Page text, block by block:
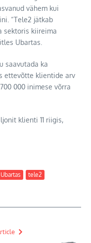
vähem kui
“Tele2 jätkab
sektoris kiireima
Ubartas.
saavutada ka
ettevõtte klientide arv
000 inimese võrra
klienti 11 riigis,
tele2